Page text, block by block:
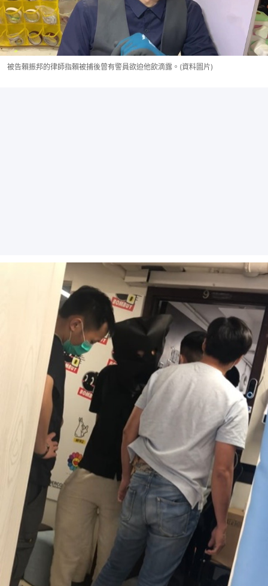
被告賴振邦的律師指賴被捕後曾有警員欲迫他飲滴露。(資料圖片)